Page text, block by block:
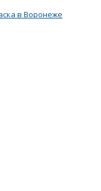
в Воронеже